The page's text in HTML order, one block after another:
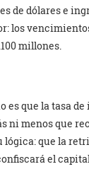
de dólares e
los
millones.
es que la tasa
ni menos que
lógica: que la
el